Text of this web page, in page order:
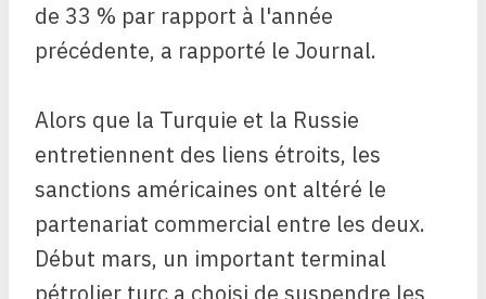
de 33 % par rapport à l'année
précédente, a rapporté le Journal.
Alors que la Turquie et la Russie
entretiennent des liens étroits, les
sanctions américaines ont altéré le
partenariat commercial entre les deux.
Début mars, un important terminal